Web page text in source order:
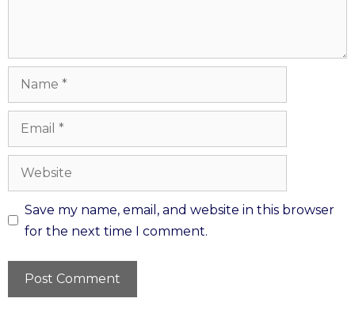
Save my name, email, and website in this browser
for the next time I comment.